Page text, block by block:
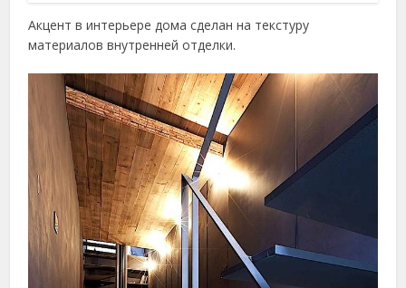
Акцент в интерьере дома сделан на текстуру
материалов внутренней отделки.